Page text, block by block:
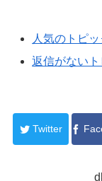
人気のトピッ
返信がないト
Twitter